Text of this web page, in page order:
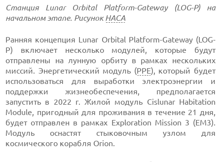
Станция Lunar Orbital Platform-Gateway (LOG-P) на
начальном этапе. Рисунок НАСА
Ранняя концепция Lunar Orbital Platform-Gateway (LOG-
P) включает несколько модулей, которые будут
отправлены на лунную орбиту в рамках нескольких
миссий. Энергетический модуль (PPE), который будет
использоваться для выработки электроэнергии и
поддержки жизнеобеспечения, предполагается
запустить в 2022 г. Жилой модуль Cislunar Habitation
Module, пригодный для проживания в течение 21 дня,
будет отправлен в рамках Exploration Mission 3 (EM3).
Модуль оснастят стыковочным узлом для
космического корабля Orion.